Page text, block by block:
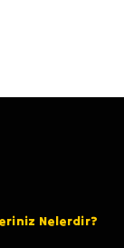
Nelerdir?